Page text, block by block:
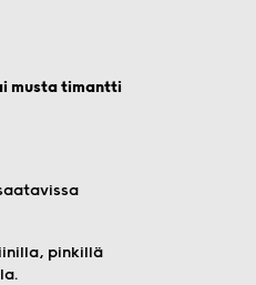
musta timantti
pinkillä